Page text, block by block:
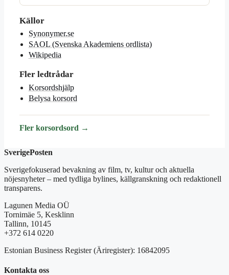
Källor
Synonymer.se
SAOL (Svenska Akademiens ordlista)
Wikipedia
Fler ledtrådar
Korsordshjälp
Belysa korsord
Fler korsordsord →
SverigePosten
Sverigefokuserad bevakning av film, tv, kultur och aktuella
nöjesnyheter – med tydliga bylines, källgranskning och redaktionell
transparens.
Lagunen Media OÜ
Tornimäe 5, Kesklinn
Tallinn, 10145
+372 614 0220
Estonian Business Register (Äriregister): 16842095
Kontakta oss